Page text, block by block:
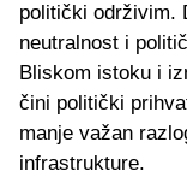
politički održivim.
neutralnost i
Bliskom istoku i
čini politički
manje važan
infrastrukture.